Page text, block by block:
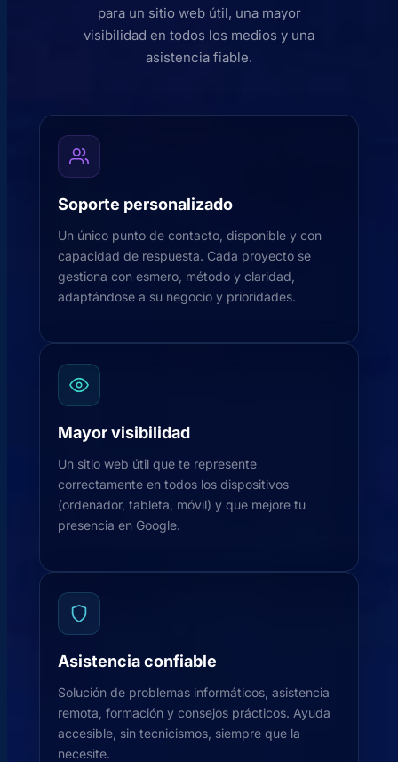
para un sitio web útil, una mayor
visibilidad en todos los medios y una
asistencia fiable.
Soporte personalizado
Un único punto de contacto, disponible y con
capacidad de respuesta. Cada proyecto se
gestiona con esmero, método y claridad,
adaptándose a su negocio y prioridades.
Mayor visibilidad
Un sitio web útil que te represente
correctamente en todos los dispositivos
(ordenador, tableta, móvil) y que mejore tu
presencia en Google.
Asistencia confiable
Solución de problemas informáticos, asistencia
remota, formación y consejos prácticos. Ayuda
accesible, sin tecnicismos, siempre que la
necesite.